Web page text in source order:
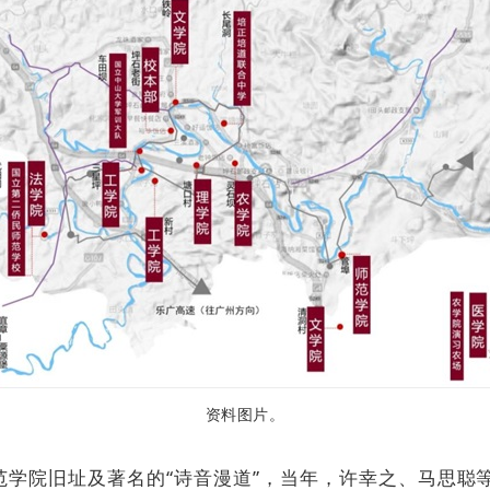
资料图片。
院旧址及著名的“诗音漫道”，当年，许幸之、马思聪